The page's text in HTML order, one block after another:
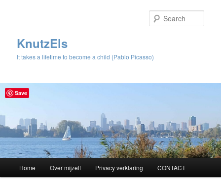
KnutzEls
It takes a lifetime to become a child (Pablo Picasso)
Skip
Home Over mijzelf Privacy verklaring CONTACT
Save